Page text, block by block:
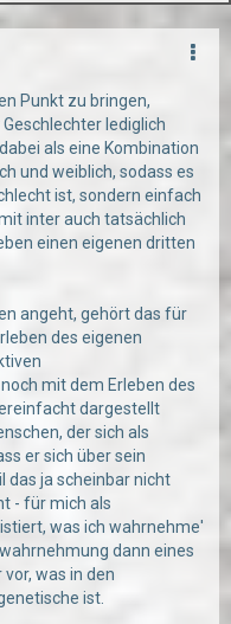
Punkt zu bringen,
lediglich
als eine Kombination
und weiblich, sodass es
ist, sondern einfach
inter auch tatsächlich
einen eigenen dritten
angeht, gehört das für
des eigenen
mit dem Erleben des
dargestellt
der sich als
er sich über sein
das ja scheinbar nicht
- für mich als
was ich wahrnehme'
dann eines
was in den
ist.